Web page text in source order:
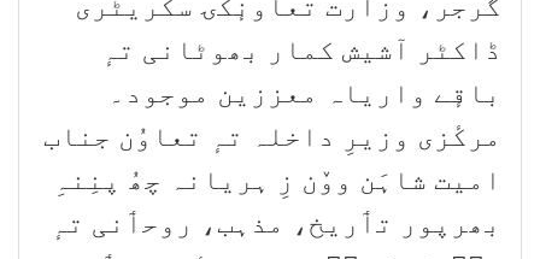
گُرجر، وزارت تعاونٕکۍ سکریٹری
ڈاکٹر آشیش کمار بھوٹانی تہٕ
باقٕے واریاہ معززین موجود۔
مرکٔزی وزیرِ داخلہ تہٕ تعاوُن جناب
امیت شاہَن ووٚن زِ ہریانہ چھُ پنِنہِ
بھرپور تٲریخ، مذہب، روحٲنی تہٕ